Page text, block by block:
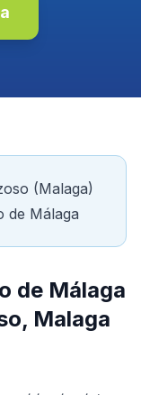
(Malaga)
de Málaga
de Málaga
Malaga